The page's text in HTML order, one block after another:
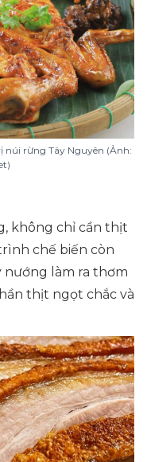
rừng Tây Nguyên (Ảnh:
không chỉ cần thịt
chế biến còn
nướng làm ra thơm
thịt ngọt chắc và